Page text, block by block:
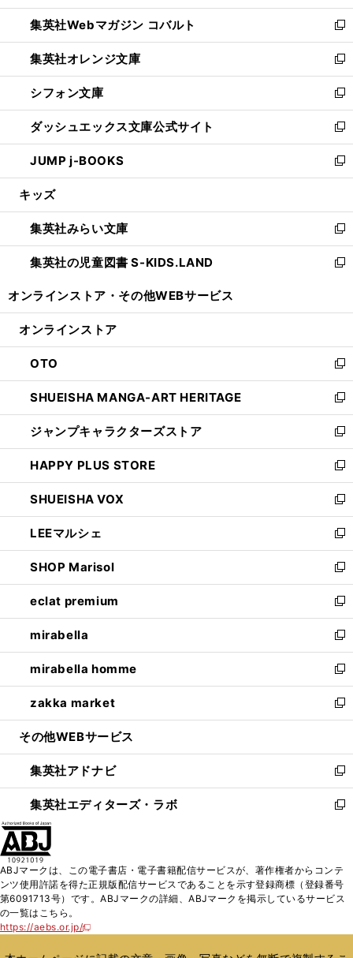
開
く
ウ
で
開
く
ン
ド
ウ
で
開
く
ウ
ィ
ン
ド
ウ
で
開
く
集英社Webマガジン コバルト
新
し
い
ウ
ィ
ン
ド
ウ
で
開
集英社オレンジ文庫
新
し
い
ウ
ィ
ン
ド
ウ
開
く
シフォン文庫
新
し
い
ウ
ィ
ン
ウ
で
開
く
ダッシュエックス文庫公式サイト
新
し
い
ウ
ン
ド
ウ
で
JUMP j-BOOKS
新
し
ウ
ィ
ン
ド
開
キッズ
集英社みらい文庫
新
し
い
ン
ウ
で
開
く
集英社の児童図書 S-KIDS.LAND
新
ウ
ン
ド
ウ
で
開
く
オンラインストア・ その他WEBサービス
オンラインストア
OTO
新
し
い
ウ
ィ
ン
ド
ウ
で
開
く
SHUEISHA MANGA-ART HERITAGE
新
し
い
ウ
ィ
ン
ド
ウ
で
開
く
ジャンプキャラクターズストア
新
し
い
ウ
ィ
ン
ド
ウ
で
開
く
HAPPY PLUS STORE
新
し
い
ウ
ィ
ン
ド
ウ
で
開
く
SHUEISHA VOX
新
し
い
ウ
ィ
ン
ド
ウ
で
開
く
LEEマルシェ
新
し
い
ウ
ィ
ン
ド
ウ
で
開
く
SHOP Marisol
新
し
い
ウ
ィ
ン
ド
ウ
で
開
eclat premium
新
し
い
ウ
ィ
ン
ド
ウ
開
く
mirabella
新
し
い
ウ
ィ
ン
ウ
で
開
く
mirabella homme
新
し
い
ウ
ン
ド
ウ
で
zakka market
新
し
ウ
ィ
ン
ド
く
その他WEBサービス
集英社アドナビ
新
し
い
ド
ウ
で
集英社エディターズ・ラボ
新
ィ
ン
ド
ABJマークは、この電子書店・電子書籍配信サービスが、著作権者からコンテ
ンツ使用許諾を得た正規版配信サービスであることを示す登録商標（登録番号
第6091713号）です。ABJマークの詳細、ABJマークを掲示しているサービス
の一覧はこちら。
https://aebs.or.jp/
新
い